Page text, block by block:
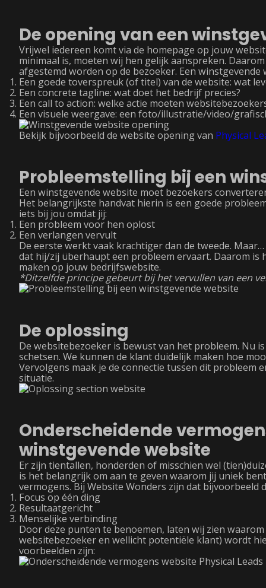
De opening van een
Vrijwel iedereen komt via de homepage op jouw
minimaal is, moeten wij hen gelijk aanspreken.
afgestemd worden op de bezoeker. Een
Een goede toverspreuk (of titel) van de website: wat
Een concrete tagline: wat doet het bedrijf precies?
Een call to action: welke actie moeten
Een visuele weergave: een foto/illustratie/video/
Bekijk bijvoorbeeld de website opening van Physical
Probleemstelling bij een
Een winstgevende website moet bezoekers
Het belangrijkste handvat hierin is een goede
iets bij jou omdat jij:
Een probleem voor hen oplost
Een verlangen vervult
De eerste werkt vaak krachtiger dan de tweede.
dat hij/zij überhaupt een probleem ervaart. Daarom
maken op jouw bedrijfswebsite.
*Ditzelfde principe gebeurt bij het vervullen van een
De oplossing
De websitebezoeker is bewust van het probleem. Nu
schetsen. We kunnen de klant duidelijk maken hoe
Vervolgens maak je de connectie tussen dit probleem
situatie.
Onderscheidende
winstgevende website
Er zijn tientallen, honderden of misschien wel
is het belangrijk om aan te geven waarom jij uniek
vermogens. Bij Website Wonders zijn dat bijvoorbeeld
Focus op één ding
Resultaatgericht
Menselijke verbinding
Door deze punten te benoemen, laten wij zien
websitebezoeker en wellicht potentiële klant) wordt
voorbeelden zijn: